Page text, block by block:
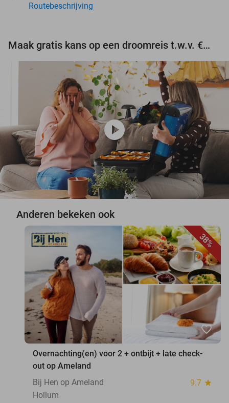
Routebeschrijving
Maak gratis kans op een droomreis t.w.v. €3.000!
play_circle
Anderen bekeken ook
38%
favorite_border
Overnachting(en) voor 2 + ontbijt + late check-
out op Ameland
Bij Hen op Ameland
9.7 star
Hollum